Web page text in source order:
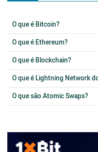
O que é Bitcoin?
O que é Ethereum?
O que é Blockchain?
O que é Lightning Network
O que são Atomic Swaps?